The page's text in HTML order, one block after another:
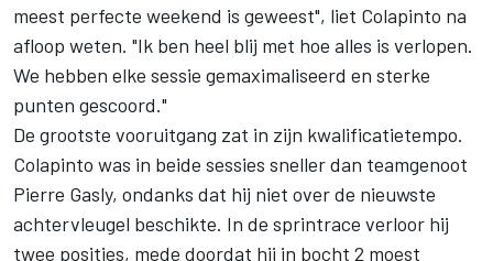
meest perfecte weekend is geweest", liet Colapinto na
afloop weten. "Ik ben heel blij met hoe alles is verlopen.
We hebben elke sessie gemaximaliseerd en sterke
punten gescoord."
De grootste vooruitgang zat in zijn kwalificatietempo.
Colapinto was in beide sessies sneller dan teamgenoot
Pierre Gasly, ondanks dat hij niet over de nieuwste
achtervleugel beschikte. In de sprintrace verloor hij
twee posities, mede doordat hij in bocht 2 moest